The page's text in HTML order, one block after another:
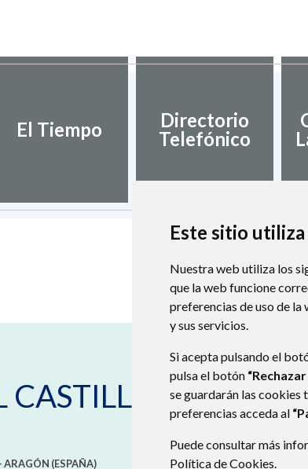
Este sitio
Nuestra web utiliza los
que la web funcione
preferencias de uso de la
y sus servicios.
Si acepta pulsando el
pulsa el botón
se guardarán las cookies
preferencias acceda al
Puede consultar más
Política de Cookies.
El Tiempo
Directorio
Telefónico
- ARAGÓN (ESPAÑA)